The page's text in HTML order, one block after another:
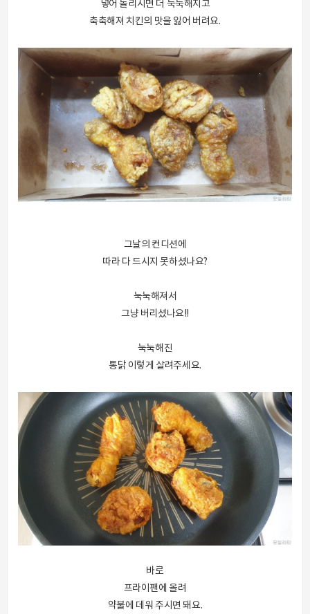
넣어 돌리시면 더 눅눅해지고
축축해져 치킨의 맛을 잃어 버려요.
그날의 컨디션에
따라 다 드시지 못하셨나요?
눅눅해져서
그냥 버리셨나요!!
눅눅해진
통닭 이렇게 살려주세요.
바로
프라이팬에 올려
약불에 데워 주시면 돼요.